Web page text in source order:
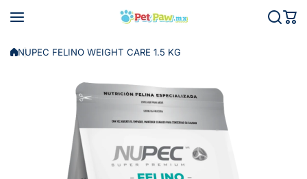
NUPEC FELINO WEIGHT CARE 1.5 KG